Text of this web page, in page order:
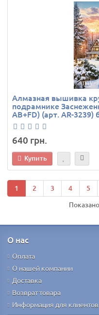
Алмазная вышивка
подрамнике
AB+FD) (арт. AR-3239)
640 грн.
Купить
1 2 3 4 5
О нас
Оплата
О нашей компании
Доставка
Возврат товара
Информация для клиентов